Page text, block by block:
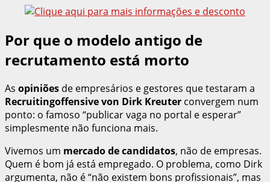
Por que o modelo antigo de
recrutamento está morto
As opiniões de empresários e gestores que testaram a
Recruitingoffensive von Dirk Kreuter convergem num
ponto: o famoso “publicar vaga no portal e esperar”
simplesmente não funciona mais.
Vivemos um mercado de candidatos, não de empresas.
Quem é bom já está empregado. O problema, como Dirk
argumenta, não é “não existem bons profissionais”, mas